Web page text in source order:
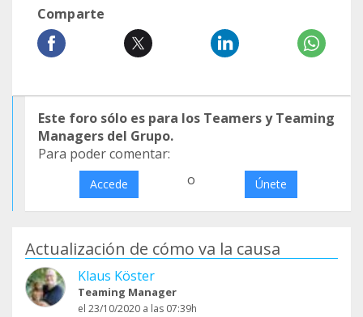
Comparte
Este foro sólo es para los Teamers y Teaming
Managers del Grupo.
Para poder comentar:
Accede o Únete
Actualización de cómo va la causa
Klaus Köster
Teaming Manager
el 23/10/2020 a las 07:39h